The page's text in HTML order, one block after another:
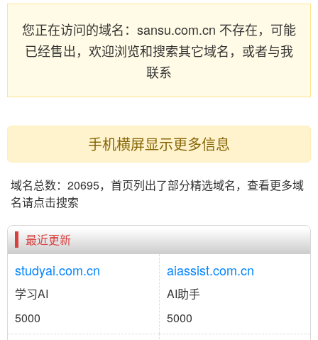
您正在访问的域名：sansu.com.cn 不存在，可能
已经售出，欢迎浏览和搜索其它域名，或者与我
联系
手机横屏显示更多信息
域名总数：20695，首页列出了部分精选域名，查看更多域
名请点击搜索
最近更新
studyai.com.cn
学习AI
5000
aiassist.com.cn
AI助手
5000